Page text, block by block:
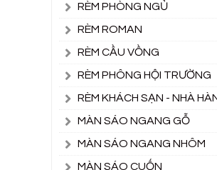
RÈM PHÒNG NGỦ
RÈM ROMAN
RÈM CẦU VỒNG
RÈM PHÔNG HỘI TRƯỜNG
RÈM KHÁCH SẠN - NHÀ
MÀN SÁO NGANG GỖ
MÀN SÁO NGANG NHÔM
MÀN SÁO CUỐN